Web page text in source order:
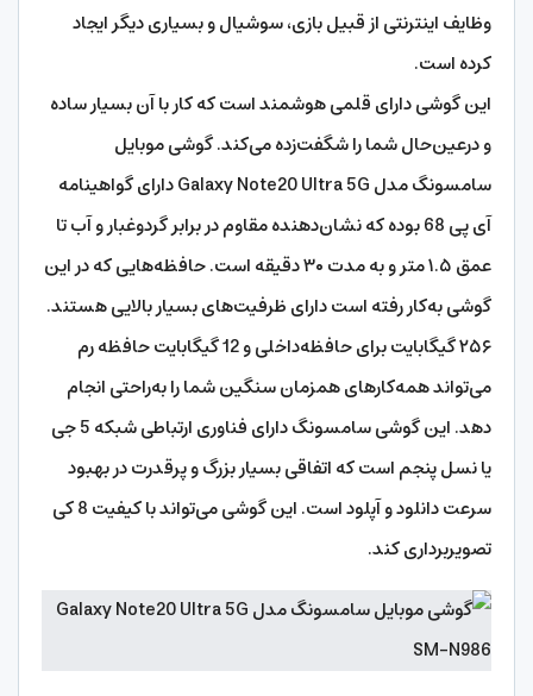
وظایف اینترنتی از قبیل بازی، سوشیال و بسیاری دیگر ایجاد
کرده است.
این گوشی دارای قلمی هوشمند است که کار با آن بسیار ساده
و درعین‌حال شما را شگفت‌زده می‌کند. گوشی موبایل
سامسونگ مدل Galaxy Note20 Ultra 5G دارای گواهینامه
آی پی 68 بوده که نشان‌دهنده مقاوم در برابر گردوغبار و آب تا
عمق ۱.۵ متر و به مدت ۳۰ دقیقه است. حافظه‌هایی که در این
گوشی به‌کار رفته است دارای ظرفیت‌های بسیار بالایی هستند.
۲۵۶ گیگابایت برای حافظه‌داخلی و 12 گیگابایت حافظه رم
می‌تواند همه‌کارهای همزمان سنگین شما را به‌راحتی انجام
دهد. این گوشی سامسونگ دارای فناوری ارتباطی شبکه 5 جی
یا نسل پنجم است که اتفاقی بسیار بزرگ و پرقدرت در بهبود
سرعت دانلود و آپلود است. این گوشی می‌تواند با کیفیت 8 کی
تصویربرداری کند.